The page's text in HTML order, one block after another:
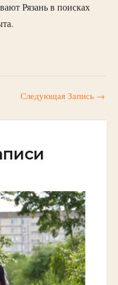
Рязань в поисках
Следующая Запись →